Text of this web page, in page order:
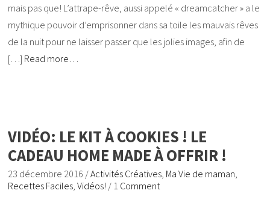
mais pas que! L’attrape-rêve, aussi appelé « dreamcatcher » a le
mythique pouvoir d’emprisonner dans sa toile les mauvais rêves
de la nuit pour ne laisser passer que les jolies images, afin de
[…] Read more…
VIDÉO: LE KIT À COOKIES ! LE
CADEAU HOME MADE À OFFRIR !
23 décembre 2016 /Activités Créatives Ma Vie de maman
Recettes Faciles ,Vidéos! / 1 Comment